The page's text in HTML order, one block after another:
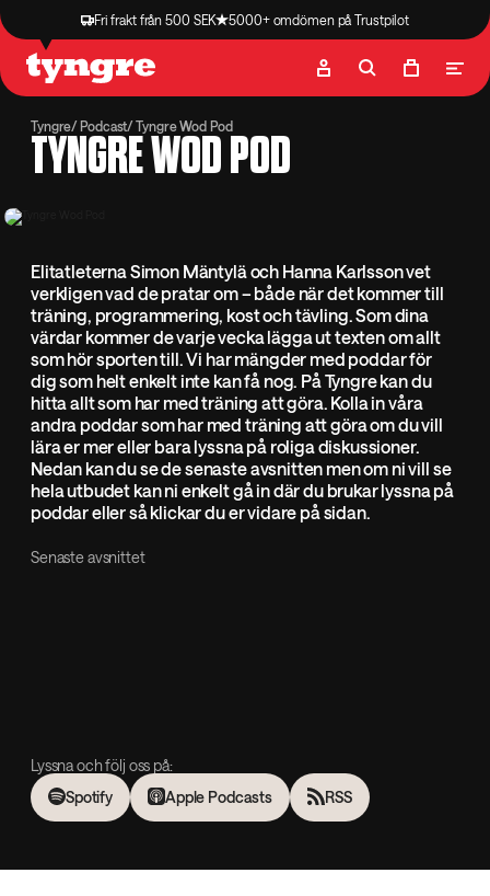
Fri frakt från 500 SEK 5000+ omdömen på Trustpilot
Butik Recept
Tyngre Podcast Tyngre Wod Pod
TYNGRE WOD POD
Elitatleterna Simon Mäntylä och Hanna Karlsson vet
verkligen vad de pratar om – både när det kommer till
träning, programmering, kost och tävling. Som dina
värdar kommer de varje vecka lägga ut texten om allt
som hör sporten till. Vi har mängder med poddar för
dig som helt enkelt inte kan få nog. På Tyngre kan du
hitta allt som har med träning att göra. Kolla in våra
andra poddar som har med träning att göra om du vill
lära er mer eller bara lyssna på roliga diskussioner.
Nedan kan du se de senaste avsnitten men om ni vill se
hela utbudet kan ni enkelt gå in där du brukar lyssna på
poddar eller så klickar du er vidare på sidan.
Senaste avsnittet
Lyssna och följ oss på:
Spotify
Apple Podcasts RSS